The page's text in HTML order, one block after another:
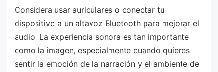
Considera usar auriculares o conectar tu
dispositivo a un altavoz Bluetooth para mejorar el
audio. La experiencia sonora es tan importante
como la imagen, especialmente cuando quieres
sentir la emoción de la narración y el ambiente del